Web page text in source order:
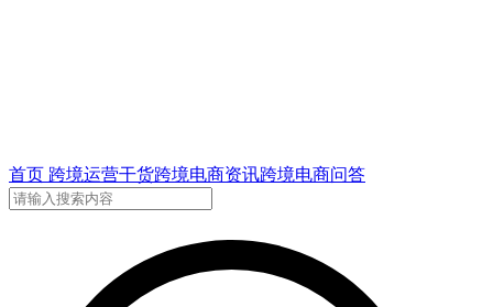
首页 跨境运营干货跨境电商资讯跨境电商问答